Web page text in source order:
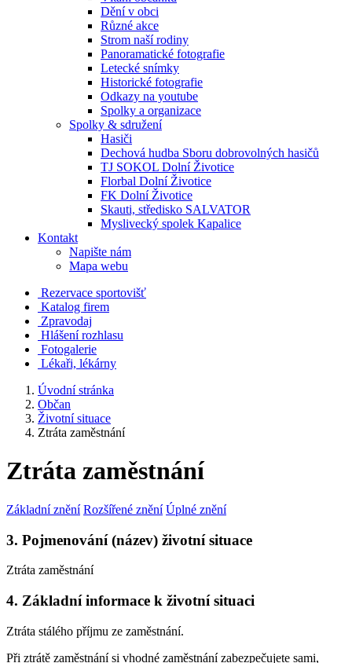
Dění v obci
Různé akce
Strom naší rodiny
Panoramatické fotografie
Letecké snímky
Historické fotografie
Odkazy na youtube
Spolky a organizace
Spolky & sdružení
Hasiči
Dechová hudba Sboru dobrovolných hasičů
TJ SOKOL Dolní Životice
Florbal Dolní Životice
FK Dolní Životice
Skauti, středisko SALVATOR
Myslivecký spolek Kapalice
Kontakt
Napište nám
Mapa webu
Rezervace sportovišť
Katalog firem
Zpravodaj
Hlášení rozhlasu
Fotogalerie
Lékaři, lékárny
Úvodní stránka
Občan
Životní situace
Ztráta zaměstnání
Ztráta zaměstnání
Základní znění Rozšířené znění Úplné znění
3. Pojmenování (název) životní situace
Ztráta zaměstnání
4. Základní informace k životní situaci
Ztráta stálého příjmu ze zaměstnání.
Při ztrátě zaměstnání si vhodné zaměstnání zabezpečujete sami,